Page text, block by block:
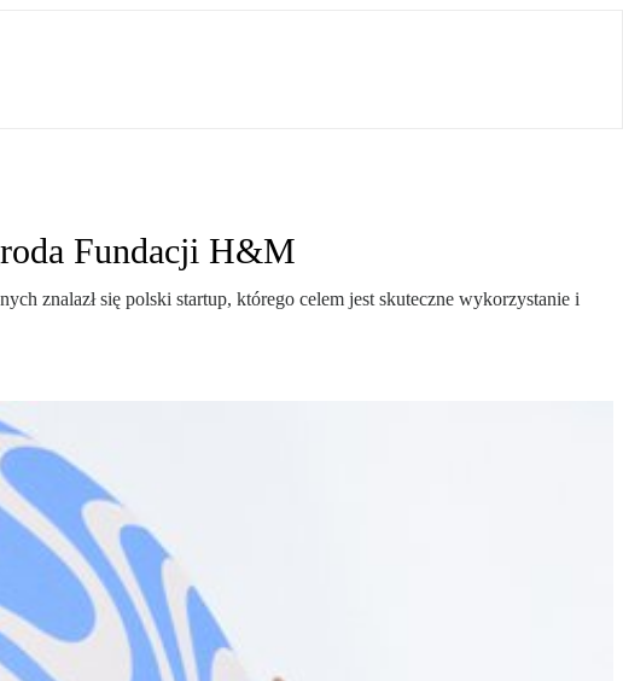
Fundacji H&M
znalazł się polski startup, którego celem jest skuteczne wykorzystanie i